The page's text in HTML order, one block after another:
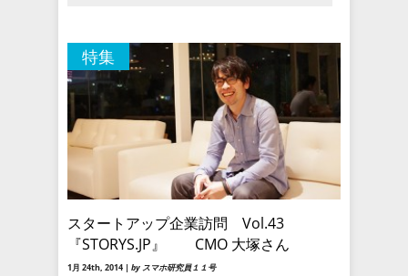
特集
スタートアップ企業訪問 Vol.43
『STORYS.JP』 CMO 大塚さん
1月 24th, 2014 | by スマホ研究員１１号